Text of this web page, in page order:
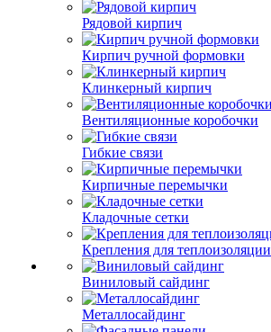
Рядовой кирпич
Кирпич ручной формовки
Клинкерный кирпич
Вентиляционные коробочки
Гибкие связи
Кирпичные перемычки
Кладочные сетки
Крепления для теплоизоляции
Виниловый сайдинг
Металлосайдинг